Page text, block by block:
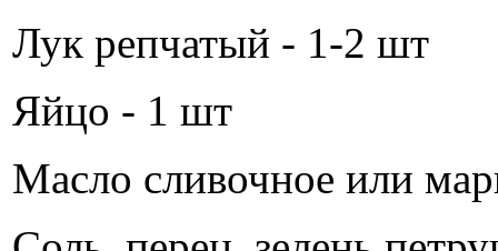
Лук репчатый - 1-2 шт
Яйцо - 1 шт
Масло сливочное или